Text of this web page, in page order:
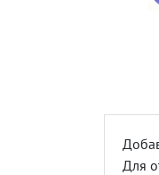
Для